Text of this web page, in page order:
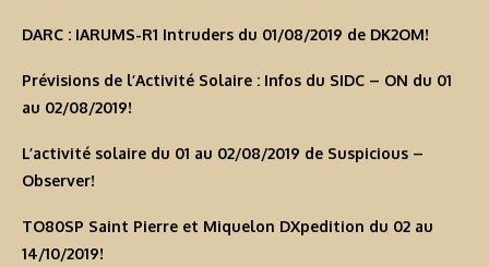
DARC : IARUMS-R1 Intruders du 01/08/2019 de DK2OM!
Prévisions de l’Activité Solaire : Infos du SIDC – ON du 01
au 02/08/2019!
L’activité solaire du 01 au 02/08/2019 de Suspicious –
Observer!
TO80SP Saint Pierre et Miquelon DXpedition du 02 au
14/10/2019!